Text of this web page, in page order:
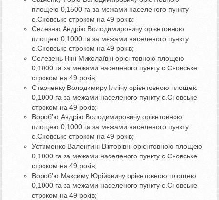
площею 0,1500 га за межами населеного пункту
с.Сновське строком на 49 років;
Селезню Андрію Володимировичу орієнтовною
площею 0,1000 га за межами населеного пункту
с.Сновське строком на 49 років;
Селезень Ніні Миколаївні орієнтовною площею
0,1000 га за межами населеного пункту с.Сновське
строком на 49 років;
Старченку Володимиру Іллічу орієнтовною площею
0,1000 га за межами населеного пункту с.Сновське
строком на 49 років;
Вороб’ю Андрію Володимировичу орієнтовною
площею 0,1000 га за межами населеного пункту
с.Сновське строком на 49 років;
Устименко Валентині Вікторівні орієнтовною площею
0,1000 га за межами населеного пункту с.Сновське
строком на 49 років;
Вороб’ю Максиму Юрійовичу орієнтовною площею
0,1000 га за межами населеного пункту с.Сновське
строком на 49 років;